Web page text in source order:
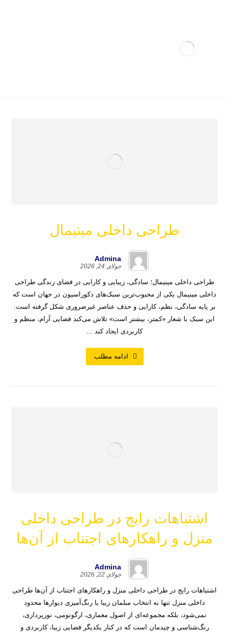
طراحی داخلی مینیمال
Admina
جولای 24, 2026
طراحی داخلی مینیمال؛ سادگی، زیبایی و کارایی در فضای زندگی طراحی
داخلی مینیمال یکی از محبوب‌ترین سبک‌های دکوراسیون در جهان است که
بر پایه سادگی، نظم، کارایی و حذف عناصر غیرضروری شکل گرفته است.
این سبک با شعار «کمتر، بیشتر است» تلاش می‌کند فضایی آرام، منظم و
کاربردی ایجاد کند ...
ادامه مطلب
اشتباهات رایج در طراحی داخلی
منزل و راهکارهای اجتناب از آن‌ها
Admina
جولای 22, 2026
اشتباهات رایج در طراحی داخلی منزل و راهکارهای اجتناب از آن‌ها طراحی
داخلی منزل تنها به انتخاب مبلمان زیبا یا رنگ‌آمیزی دیوارها محدود
نمی‌شود، بلکه مجموعه‌ای از اصول معماری، ارگونومی، نورپردازی،
رنگ‌شناسی و چیدمان است که در کنار یکدیگر فضایی زیبا، کاربردی و